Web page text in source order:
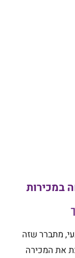
במכירות
מתברר שזה
את המכירה